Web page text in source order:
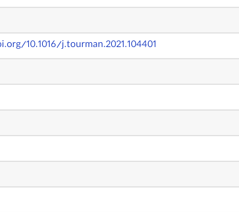
10.1016/j.tourman.2021.104401